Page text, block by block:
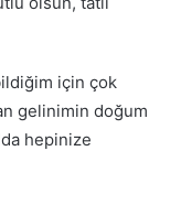
için çok
gelinimin doğum
hepinize